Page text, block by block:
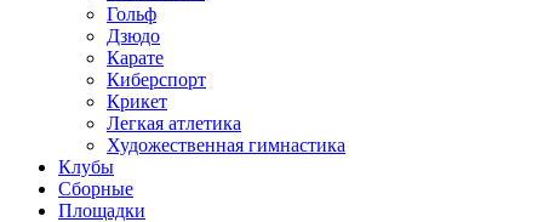
Гольф
Дзюдо
Карате
Киберспорт
Крикет
Легкая атлетика
Художественная гимнастика
Клубы
Сборные
Площадки